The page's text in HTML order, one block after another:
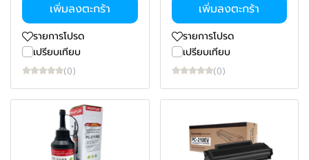
เพิ่มลงตะกร้า
รายการโปรด
เปรียบเทียบ
(0)
เพิ่มลงตะกร้า
รายการโปรด
เปรียบเทียบ
(0)